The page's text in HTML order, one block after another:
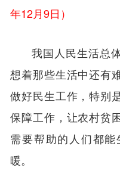
年12月9日）
我国人民生活总
想着那些生活中还有
做好民生工作，特别
保障工作，让农村贫
需要帮助的人们都
暖。